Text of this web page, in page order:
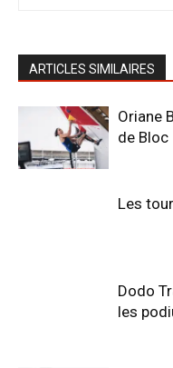
ARTICLES SIMILAIRES
Oriane
de Bloc
Les
Dodo
les